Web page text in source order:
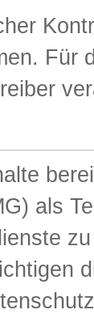
Für
als